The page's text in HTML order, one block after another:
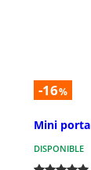
-16%
Mini
DISPONIBLE